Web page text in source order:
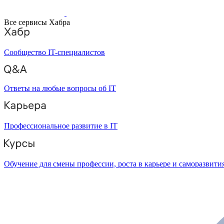
Все сервисы Хабра
Сообщество IT-специалистов
Ответы на любые вопросы об IT
Профессиональное развитие в IT
Обучение для смены профессии, роста в карьере и